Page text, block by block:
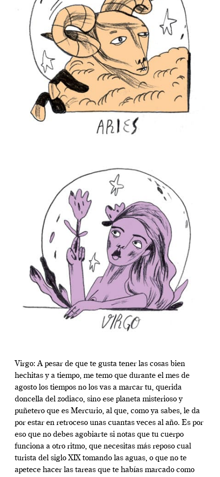
Virgo: A pesar de que te gusta tener las cosas bien
hechitas y a tiempo, me temo que durante el mes de
agosto los tiempos no los vas a marcar tu, querida
doncella del zodiaco, sino ese planeta misterioso y
puñetero que es Mercurio, al que, como ya sabes, le da
por estar en retroceso unas cuantas veces al año. Es por
eso que no debes agobiarte si notas que tu cuerpo
funciona a otro ritmo, que necesitas más reposo cual
turista del siglo XIX tomando las aguas, o que no te
apetece hacer las tareas que te habías marcado como